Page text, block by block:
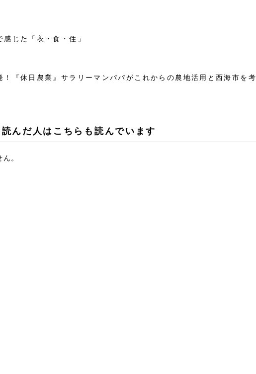
感じた「衣・食・住」
！『休日農業』サラリーマンパパがこれからの農地活用と西海市を考
んだ人はこちらも読んでいます
。